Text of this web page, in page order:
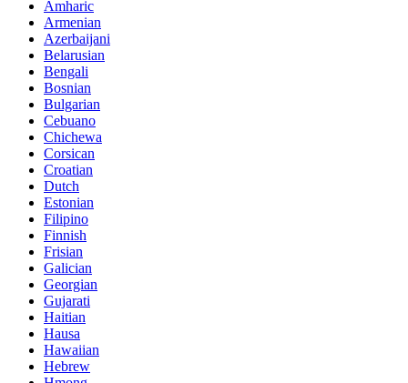
Amharic
Armenian
Azerbaijani
Belarusian
Bengali
Bosnian
Bulgarian
Cebuano
Chichewa
Corsican
Croatian
Dutch
Estonian
Filipino
Finnish
Frisian
Galician
Georgian
Gujarati
Haitian
Hausa
Hawaiian
Hebrew